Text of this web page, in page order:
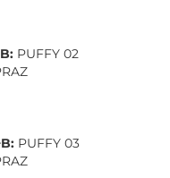
PUFFY 02
PUFFY 03